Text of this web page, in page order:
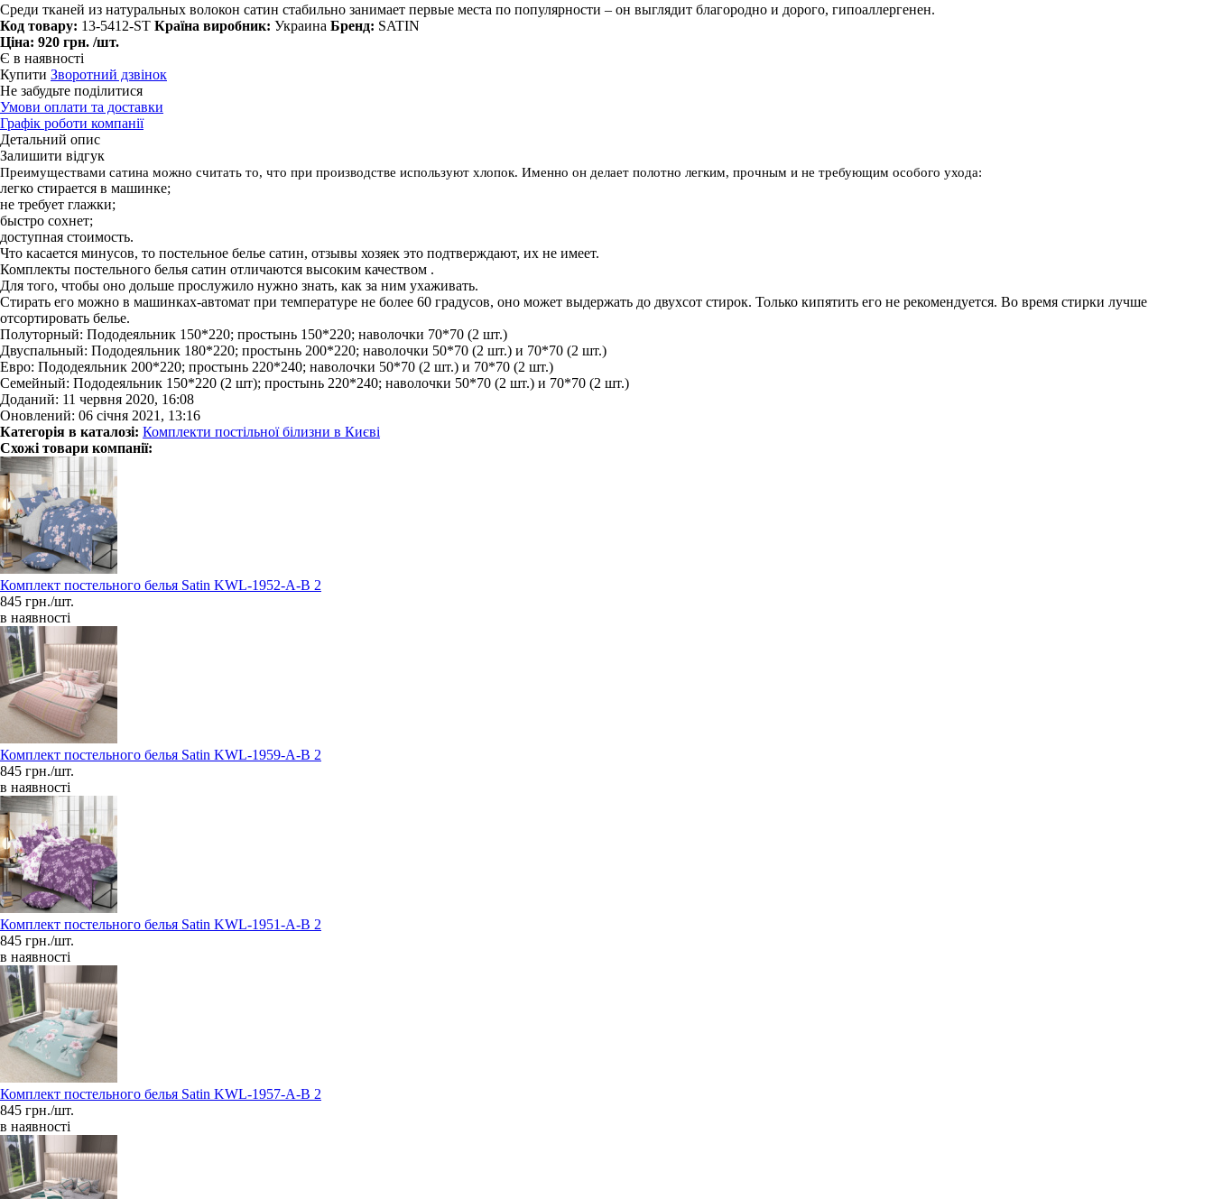
Среди тканей из натуральных волокон сатин стабильно занимает первые места по популярности – он выглядит благородно и дорого, гипоаллергенен.
Код товару: 13-5412-ST Країна виробник: Украина Бренд: SATIN
Ціна: 920 грн. /шт.
Є в наявності
Купити Зворотний дзвінок
Не забудьте поділитися
Умови оплати та доставки
Графік роботи компанії
Детальний опис
Залишити відгук
Преимуществами сатина можно считать то, что при производстве используют хлопок. Именно он делает полотно легким, прочным и не требующим особого ухода:
легко стирается в машинке;
не требует глажки;
быстро сохнет;
доступная стоимость.
Что касается минусов, то постельное белье сатин, отзывы хозяек это подтверждают, их не имеет.
Комплекты постельного белья сатин отличаются высоким качеством .
Для того, чтобы оно дольше прослужило нужно знать, как за ним ухаживать.
Стирать его можно в машинках-автомат при температуре не более 60 градусов, оно может выдержать до двухсот стирок. Только кипятить его не рекомендуется. Во время стирки лучше
отсортировать белье.
Полуторный: Пододеяльник 150*220; простынь 150*220; наволочки 70*70 (2 шт.)
Двуспальный: Пододеяльник 180*220; простынь 200*220; наволочки 50*70 (2 шт.) и 70*70 (2 шт.)
Евро: Пододеяльник 200*220; простынь 220*240; наволочки 50*70 (2 шт.) и 70*70 (2 шт.)
Семейный: Пододеяльник 150*220 (2 шт); простынь 220*240; наволочки 50*70 (2 шт.) и 70*70 (2 шт.)
Доданий: 11 червня 2020, 16:08
Оновлений: 06 січня 2021, 13:16
Категорія в каталозі: Комплекти постільної білизни в Києві
Схожі товари компанії:
Комплект постельного белья Satin KWL-1952-A-B 2
845 грн./шт.
в наявності
Комплект постельного белья Satin KWL-1959-A-B 2
845 грн./шт.
в наявності
Комплект постельного белья Satin KWL-1951-A-B 2
845 грн./шт.
в наявності
Комплект постельного белья Satin KWL-1957-A-B 2
845 грн./шт.
в наявності